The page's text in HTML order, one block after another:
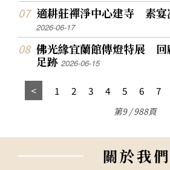
適耕莊禪淨中心建寺 素宴
2026-06-17
佛光緣宜蘭館傳燈特展 回
足跡2026-06-15
1 2 3 4 5 6 7
第9 / 988頁
關於我們